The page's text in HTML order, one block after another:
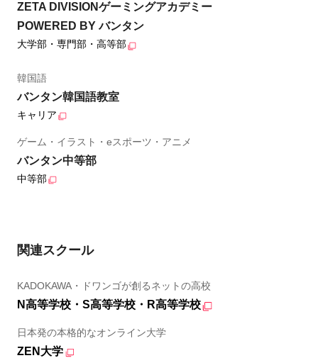
ZETA DIVISIONゲーミングアカデミー
POWERED BY バンタン
大学部・専門部・高等部
韓国語
バンタン韓国語教室
キャリア
ゲーム・イラスト・eスポーツ・アニメ
バンタン中等部
中等部
関連スクール
KADOKAWA・ドワンゴが創るネットの高校
N高等学校・S高等学校・R高等学校
日本発の本格的なオンライン大学
ZEN大学